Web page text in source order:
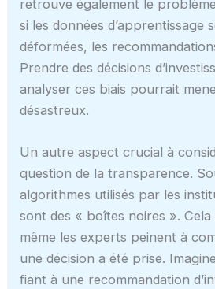
retrouve également le
si les données d’apprentissage
déformées, les
Prendre des décisions
analyser ces biais pourrait
désastreux.
Un autre aspect crucial à
question de la transparence.
algorithmes utilisés par les
sont des « boîtes noires ».
même les experts peinent à
une décision a été prise.
fiant à une recommandation